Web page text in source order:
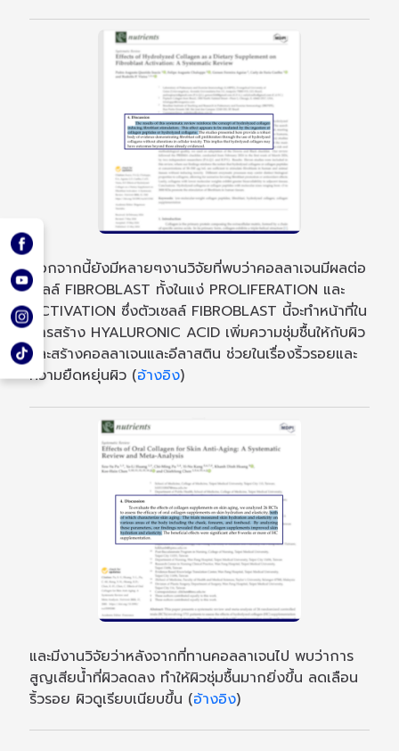
นอกจากนี้ยังมีหลายๆงานวิจัยที่พบว่าคอลลาเจนมีผลต่อ
เซลล์ FIBROBLAST ทั้งในแง่ PROLIFERATION และ
ACTIVATION ซึ่งตัวเซลล์ FIBROBLAST นี้จะทำหน้าที่ใน
การสร้าง HYALURONIC ACID เพิ่มความชุ่มชื้นให้กับผิว
และสร้างคอลลาเจนและอีลาสติน ช่วยในเรื่องริ้วรอยและ
ความยืดหยุ่นผิว (อ้างอิง)
และมีงานวิจัยว่าหลังจากที่ทานคอลลาเจนไป พบว่าการ
สูญเสียน้ำที่ผิวลดลง ทำให้ผิวชุ่มชื้นมากยิ่งขึ้น ลดเลือน
ริ้วรอย ผิวดูเรียบเนียบขึ้น (อ้างอิง)